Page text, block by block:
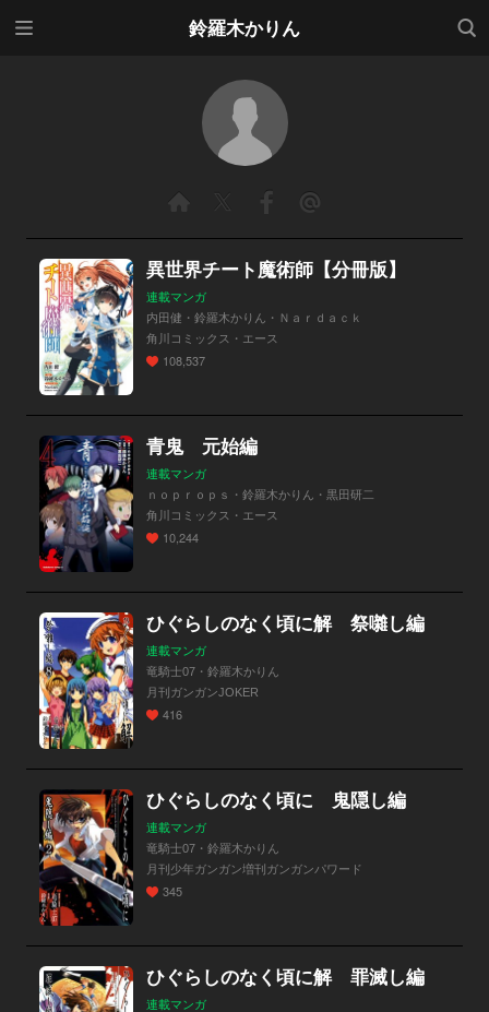
鈴羅木かりん
検索
異世界チート魔術師【分冊版】
連載マンガ
内田健・鈴羅木かりん・Ｎａｒｄａｃｋ
角川コミックス・エース
108,537
青鬼 元始編
連載マンガ
ｎｏｐｒｏｐｓ・鈴羅木かりん・黒田研二
角川コミックス・エース
10,244
ひぐらしのなく頃に解 祭囃し編
連載マンガ
竜騎士07・鈴羅木かりん
月刊ガンガンJOKER
416
ひぐらしのなく頃に 鬼隠し編
連載マンガ
竜騎士07・鈴羅木かりん
月刊少年ガンガン増刊ガンガンパワード
345
ひぐらしのなく頃に解 罪滅し編
連載マンガ